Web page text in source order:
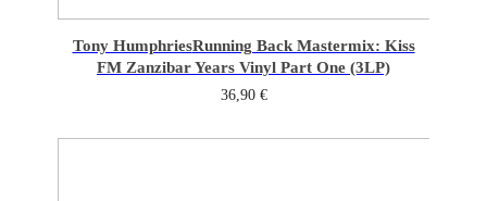
Tony HumphriesRunning Back Mastermix: Kiss
FM Zanzibar Years Vinyl Part One (3LP)
36,90 €